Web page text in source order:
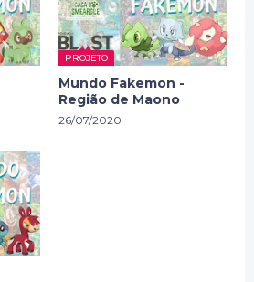
PROJETO
Mundo Fakemon -
Região de Maono
26/07/2020